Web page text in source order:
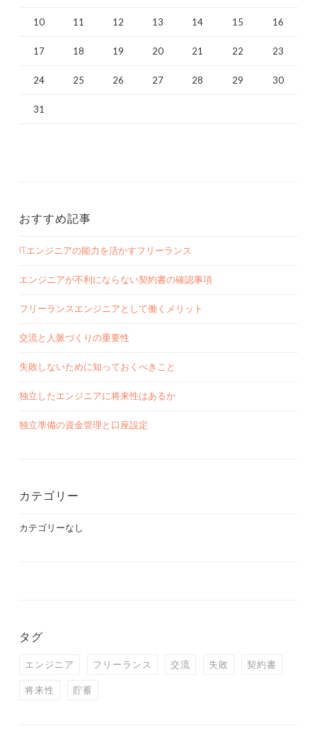
10 11 12 13 14 15 16
17 18 19 20 21 22 23
24 25 26 27 28 29 30
31
おすすめ記事
ITエンジニアの能力を活かすフリーランス
エンジニアが不利にならない契約書の確認事項
フリーランスエンジニアとして働くメリット
交流と人脈づくりの重要性
失敗しないために知っておくべきこと
独立したエンジニアに将来性はあるか
独立準備の資金管理と口座設定
カテゴリー
カテゴリーなし
タグ
エンジニア フリーランス 交流 失敗 契約書
将来性 貯蓄